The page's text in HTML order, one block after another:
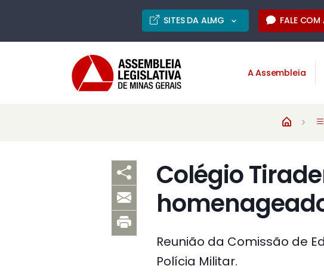
SITES DA ALMG FALE COM
A Assembleia
Colégio
Reunião da Comissão de
Polícia Militar.